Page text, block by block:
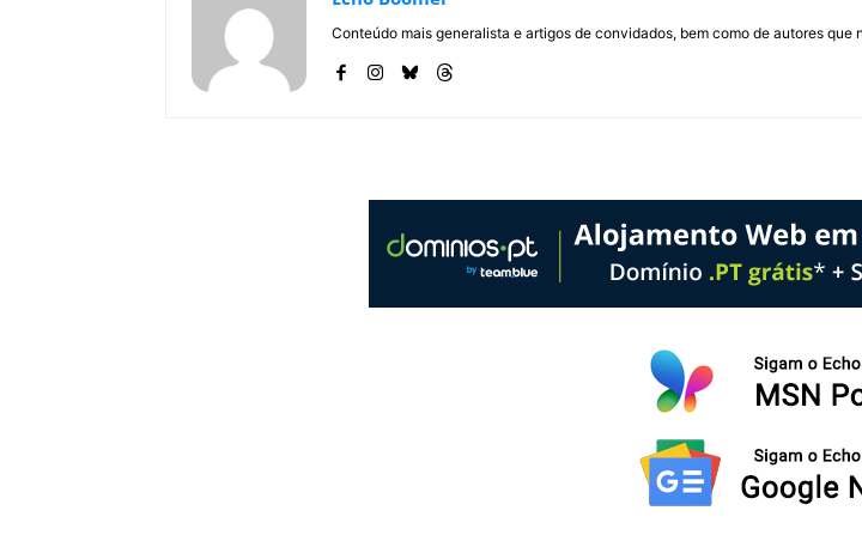
Conteúdo mais generalista e artigos de convidados, bem como de autores